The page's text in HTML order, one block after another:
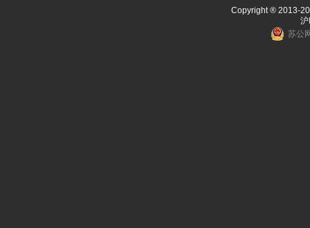
Copyright ® 2013-
苏公